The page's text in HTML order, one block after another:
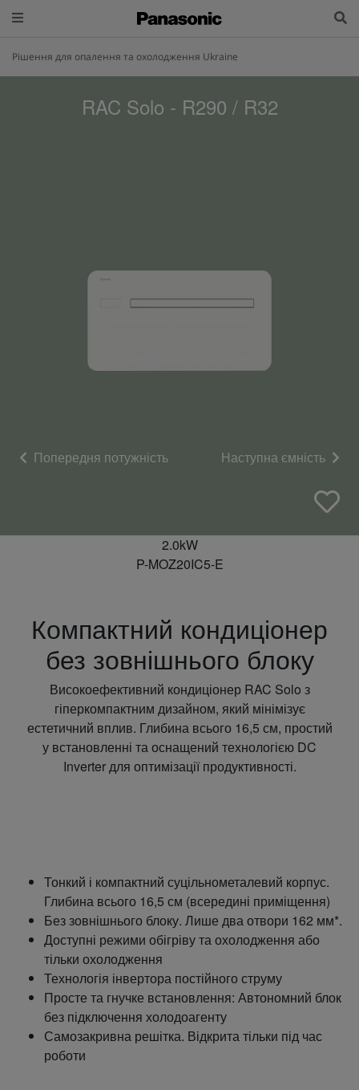
Рішення для опалення та охолодження Ukraine
RAC Solo - R290 / R32
Попередня потужність Наступна ємність
2.0kW
P-MOZ20IC5-E
Компактний кондиціонер
без зовнішнього блоку
Високоефективний кондиціонер RAC Solo з
гіперкомпактним дизайном, який мінімізує
естетичний вплив. Глибина всього 16,5 см, простий
у встановленні та оснащений технологією DC
Inverter для оптимізації продуктивності.
Тонкий і компактний суцільнометалевий корпус.
Глибина всього 16,5 см (всередині приміщення)
Без зовнішнього блоку. Лише два отвори 162 мм*.
Доступні режими обігріву та охолодження або
тільки охолодження
Технологія інвертора постійного струму
Просте та гнучке встановлення: Автономний блок
без підключення холодоагенту
Самозакривна решітка. Відкрита тільки під час
роботи